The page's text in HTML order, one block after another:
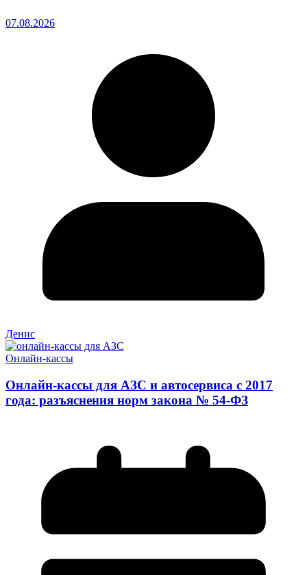
07.08.2026
Денис
Онлайн-кассы
Онлайн-кассы для АЗС и автосервиса с 2017
года: разъяснения норм закона № 54-ФЗ